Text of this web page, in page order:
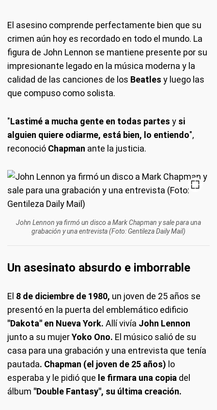
El asesino comprende perfectamente bien que su
crimen aún hoy es recordado en todo el mundo. La
figura de John Lennon se mantiene presente por su
impresionante legado en la música moderna y la
calidad de las canciones de los Beatles y luego las
que compuso como solista.
"Lastimé a mucha gente en todas partes y si
alguien quiere odiarme, está bien, lo entiendo",
reconoció Chapman ante la justicia.
John Lennon ya firmó un disco a Mark Chapman y sale para una
grabación y una entrevista (Foto: Gentileza Daily Mail)
Un asesinato absurdo e imborrable
El 8 de diciembre de 1980, un joven de 25 años se
presentó en la puerta del emblemático edificio
"Dakota" en Nueva York. Allí vivía John Lennon
junto a su mujerYoko Ono. El músico salió de su
casa para una grabación y una entrevista que tenía
pautada. Chapman (el joven de 25 años) lo
esperaba y le pidió que le firmara una copia del
álbum "Double Fantasy", su última creación.